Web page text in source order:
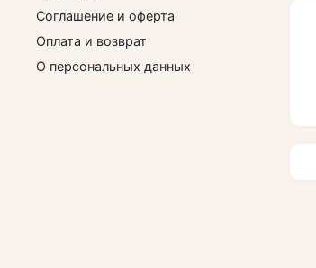
Соглашение и оферта
Оплата и возврат
О персональных данных